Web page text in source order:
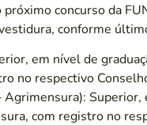
concurso da
conforme
em nível de
no respectivo
Agrimensura):
com registro no